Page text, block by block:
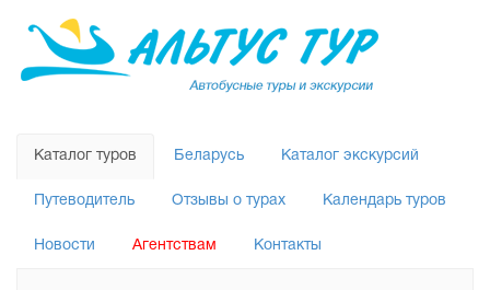
Каталог туров Беларусь Каталог экскурсий
Путеводитель Отзывы о турах Календарь туров
Новости Агентствам Контакты